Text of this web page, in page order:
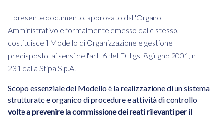
Il presente documento, approvato dall'Organo
Amministrativo e formalmente emesso dallo stesso,
costituisce il Modello di Organizzazione e gestione
predisposto, ai sensi dell'art. 6 del D. Lgs. 8 giugno 2001, n.
231 dalla Stipa S.p.A.
Scopo essenziale del Modello è la realizzazione di un sistema
strutturato e organico di procedure e attività di controllo
volte a prevenire la commissione dei reati rilevanti per il